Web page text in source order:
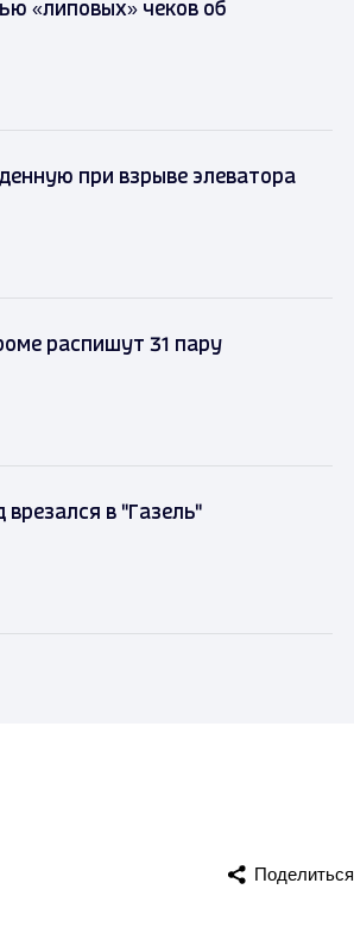
«липовых» чеков об
при взрыве элеватора
распишут 31 пару
в "Газель"
Поделиться